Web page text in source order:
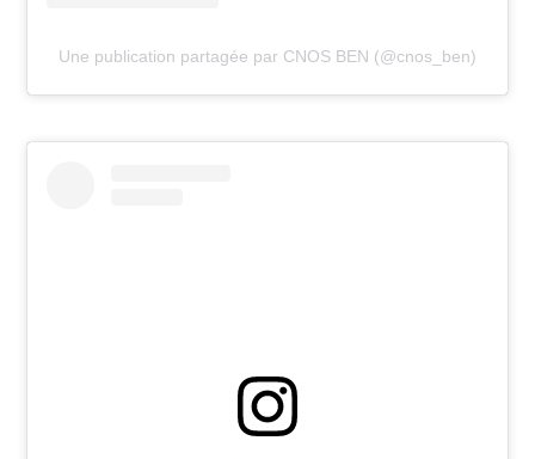
Une publication partagée par CNOS BEN (@cnos_ben)